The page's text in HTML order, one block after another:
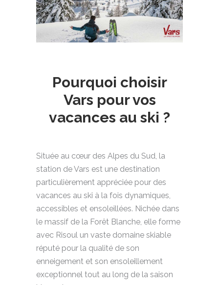
Pourquoi choisir
Vars pour vos
vacances au ski ?
Située au cœur des Alpes du Sud, la
station deVars est une destination
particulièrement appréciée pour des
vacances au ski à la fois dynamiques,
accessibles et ensoleillées. Nichée dans
le massif de la Forêt Blanche, elle forme
avec Risoul un vaste domaine skiable
réputé pour la qualité de son
enneigement et son ensoleillement
exceptionnel tout au long de la saison